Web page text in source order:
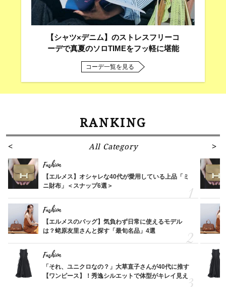
【シャツ×デニム】のストレスフリーコ
ーデで真夏のソロTIMEをフッ軽に堪能
コーデ一覧を見る
RANKING
All Category
Fashion
【エルメス】オシャレな40代が愛用している上品「ミ
ニ財布」＜スナップ6選＞
Fashion
【エルメスのバッグ】気負わず日常に使えるモデル
は？蛯原友里さんと探す「最旬名品」4選
Fashion
「それ、ユニクロなの？」大草直子さんが40代に推す
【ワンピース】！秀逸シルエットで体型がキレイ見え